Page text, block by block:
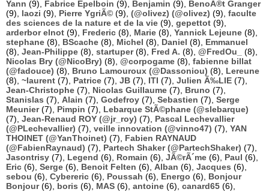
Yann (9), Fabrice Epelboin (9), Benjamin (9), BenoÃ®t Granger
(9), laozi (9), Pierre YgriÃ© (9), (@olivez) (@olivez) (9), faculte
des sciences de la nature et de la vie (9), gepettot (9),
arderbor elnot (9), Frederic (8), Marie (8), Yannick Lejeune (8),
stephane (8), BScache (8), Michel (8), Daniel (8), Emmanuel
(8), Jean-Philippe (8), startuper(8), Fred A. (8), @FredOu_
(8),
Nicolas Bry (@NicoBry) (8), @corpogame (8), fabienne billat
(@fadouce) (8), Bruno Lamouroux (@Dassoniou) (8), Lereune
(8), ~laurent (7), Patrice (7), JB (7), ITI (7), Julien Ã‰LIE (7),
Jean-Christophe (7), Nicolas Guillaume (7), Bruno (7),
Stanislas (7), Alain (7), Godefroy (7), Sebastien (7), Serge
Meunier(7), Pimpin (7), Lebarque StÃ©phane (@slebarque)
(7), Jean-Renaud ROY (@jr_roy) (7), Pascal Lechevallier
(@PLechevallier) (7), veille innovation (@vinno47) (7), YAN
THOINET (@YanThoinet) (7), Fabien RAYNAUD
(@FabienRaynaud) (7), Partech Shaker (@PartechShaker) (7),
Jasontrisy (7), Legend (6), Romain (6), JÃ©rÃ´me (6), Paul (6),
Eric (6), Serge (6), Benoit Felten (6), Alban (6), Jacques (6),
sebou (6), Cybereric (6), Poussah (6), Energo (6), Bonjour
Bonjour(6), boris (6), MAS (6), antoine (6), canard65 (6),